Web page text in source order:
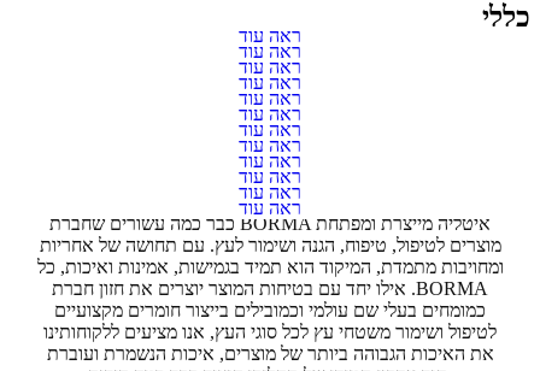
כללי
ראה עוד
אריזות
ראה עוד
בדים
ראה עוד
בדים למיטות וספות
ראה עוד
בוכנות למנגנונים
ראה עוד
ביטים
ראה עוד
גלגלים
ראה עוד
גלגלים ורגליים
ראה עוד
גראס
ראה עוד
דבקים
ראה עוד
חומרי אריזה
ראה עוד
חומרי גימור
ראה עוד
חומרי תיקון
כבר כמה עשורים שחברת BORMA איטליה מייצרת ומפתחת
מוצרים לטיפול, טיפוח, הגנה ושימור לעץ. עם תחושה של אחריות
ומחויבות מתמדת, המיקוד הוא תמיד בגמישות, אמינות ואיכות, כל
אילו יחד עם בטיחות המוצר יוצרים את חזון חברת .BORMA
כמומחים בעלי שם עולמי וכמובילים בייצור חומרים מקצועיים
לטיפול ושימור משטחי עץ לכל סוגי העץ, אנו מציעים ללקוחותינו
את האיכות הגבוהה ביותר של מוצרים, איכות הנשמרת ועוברת